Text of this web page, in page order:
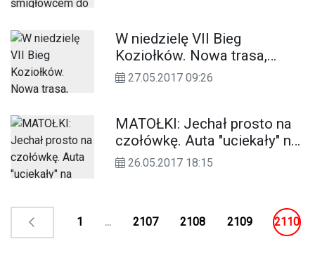
W niedzielę VII Bieg
Koziołków. Nowa trasa,
rekordowa liczba biegaczy i
27.05.2017 09:26
MATOŁKI: Jechał prosto na
czołówkę. Auta "uciekały" na
pobocze. WIDEO
26.05.2017 18:15
1 ... 2107 2108 2109 2110